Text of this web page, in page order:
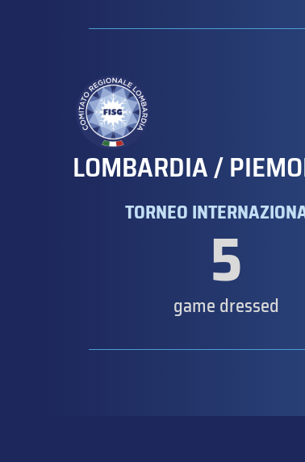
LOMBARDIA /
TORNEO 5
game dressed